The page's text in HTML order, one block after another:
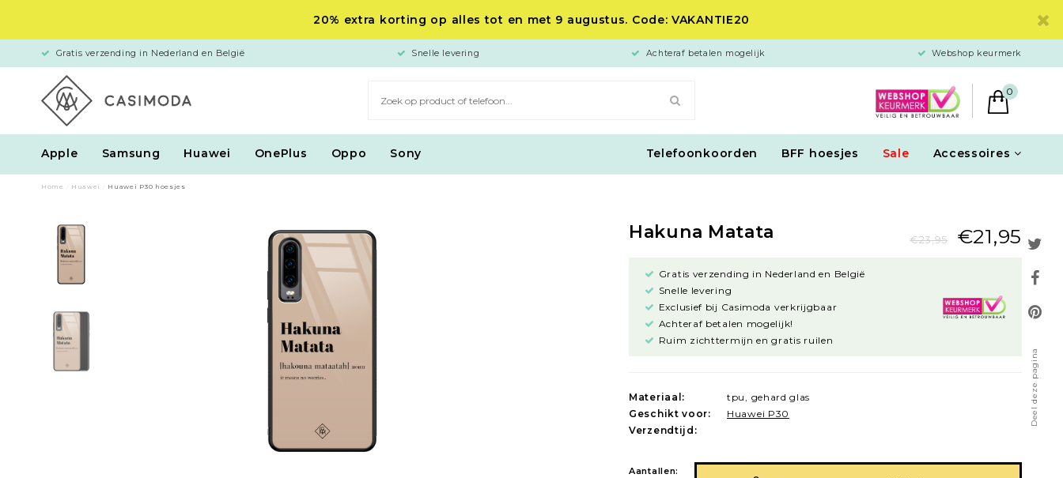
20% extra korting op alles tot en met 9 augustus. Code: VAKANTIE20
Gratis verzending in Nederland en België Snelle levering Achteraf betalen mogelijk Webshop keurmerk
0
Apple Samsung Huawei OnePlus Oppo Sony Telefoonkoorden BFF hoesjes Sale Accessoires
Deel deze pagina
Home Huawei Huawei P30 hoesjes
Hakuna Matata €23,95 €21,95
Gratis verzending in Nederland en België
Snelle levering
Exclusief bij Casimoda verkrijgbaar
Achteraf betalen mogelijk!
Ruim zichttermijn en gratis ruilen
Materiaal:
tpu, gehard glas
Geschikt voor:
Huawei P30
Verzendtijd:
Aantallen: